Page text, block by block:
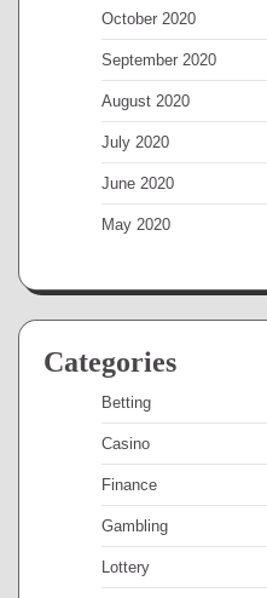
October 2020
September 2020
August 2020
July 2020
June 2020
May 2020
Categories
Betting
Casino
Finance
Gambling
Lottery